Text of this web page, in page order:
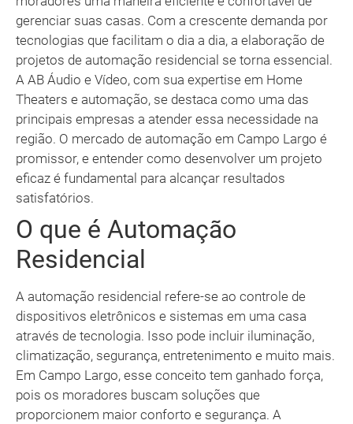
gerenciar suas casas. Com a crescente demanda por
tecnologias que facilitam o dia a dia, a elaboração de
projetos de automação residencial se torna essencial.
A AB Áudio e Vídeo, com sua expertise em Home
Theaters e automação, se destaca como uma das
principais empresas a atender essa necessidade na
região. O mercado de automação em Campo Largo é
promissor, e entender como desenvolver um projeto
eficaz é fundamental para alcançar resultados
satisfatórios.
O que é Automação
Residencial
A automação residencial refere-se ao controle de
dispositivos eletrônicos e sistemas em uma casa
através de tecnologia. Isso pode incluir iluminação,
climatização, segurança, entretenimento e muito mais.
Em Campo Largo, esse conceito tem ganhado força,
pois os moradores buscam soluções que
proporcionem maior conforto e segurança. A